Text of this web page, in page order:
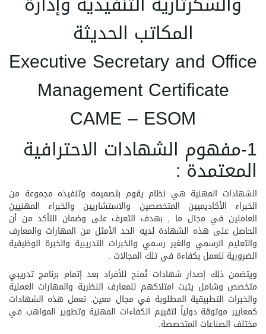
المكاتب الحديثة
Executive Secretary and Office
Management Certificate
CAME – ESOM
1-مفهوم الشهادات الاحترافية
المعتمدة :
الشهادات المهنية هي نظام يقوم بتصميمه وتنفيذه مجموعة من
الخبراء الأكاديميين المتخصصين والاستشاريين والخبراء المهنيين
العاملين في مجال ما , بهدف التعرف على وضمان التأكد من أن
الحاصل على هذه الشهادة لديه الحد الأمثل من المهارات والمعارف
والتعليم الرسمي والغير رسمي والخبرات التدريبية والخبرة الوظيفية
الضرورية للعمل بكفاءة في تلك المجالات .
ويتضمن ذلك إصدار شهادات تُمنح للأفراد بعد إتمام برنامج تدريبي
متخصص وشامل يثبت امتلاكهم للمعارف النظرية والمهارات العملية
والخبرات التطبيقية المطلوبة في مجال معين. تعمل هذه الشهادات
كمعايير موثوقة دولياً لتقييم الكفاءات المهنية وتطوير المواهب في
مختلف الصناعات المتخصصة.